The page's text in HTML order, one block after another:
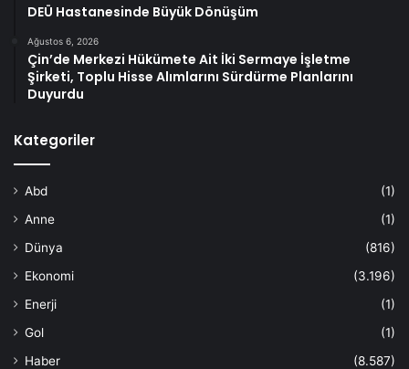
DEÜ Hastanesinde Büyük Dönüşüm
Ağustos 6, 2026
Çin’de Merkezi Hükümete Ait İki Sermaye İşletme
Şirketi, Toplu Hisse Alımlarını Sürdürme Planlarını
Duyurdu
Kategoriler
Abd
(1)
Anne
(1)
Dünya
(816)
Ekonomi
(3.196)
Enerji
(1)
Gol
(1)
Haber
(8.587)